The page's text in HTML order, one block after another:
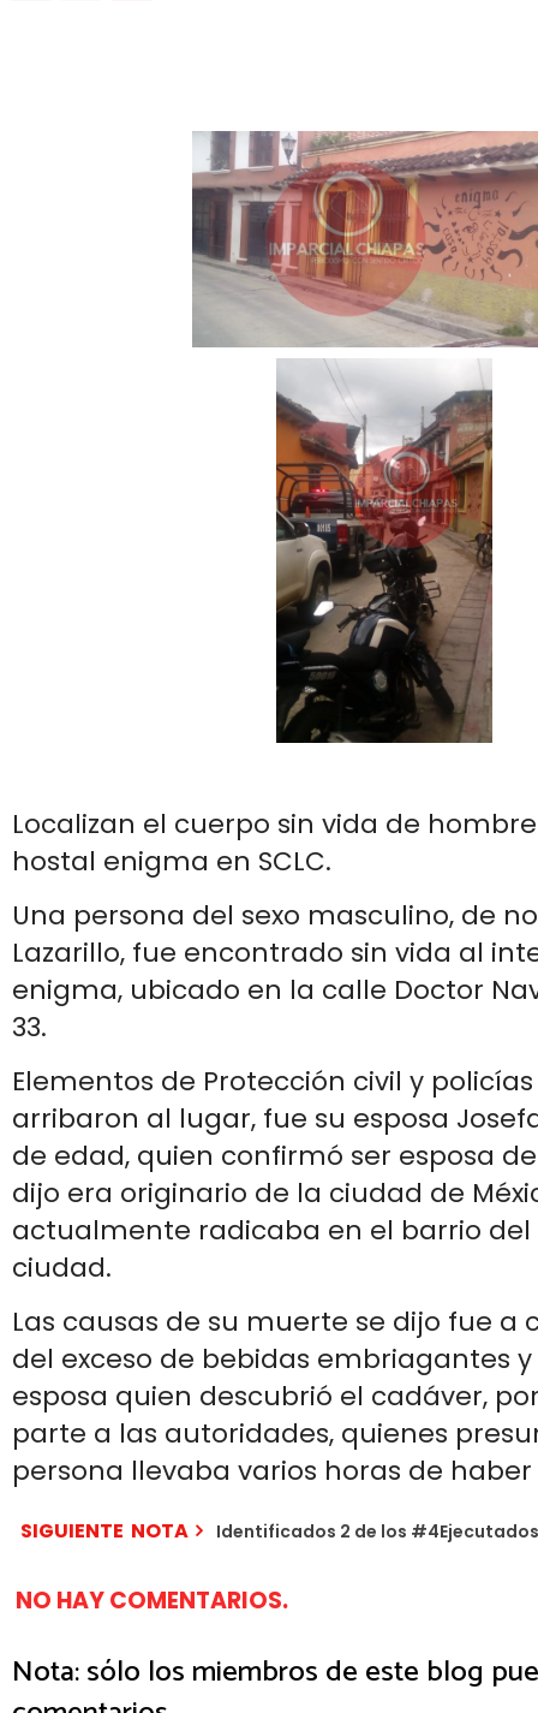
Localizan el cuerpo sin vida de
hostal enigma en SCLC.
Una persona del sexo masculino, de
Lazarillo, fue encontrado sin vida al
enigma, ubicado en la calle Doctor
33.
Elementos de Protección civil y
arribaron al lugar, fue su esposa
de edad, quien confirmó ser esposa
dijo era originario de la ciudad de
actualmente radicaba en el barrio del
ciudad.
Las causas de su muerte se dijo fue a
del exceso de bebidas embriagantes
esposa quien descubrió el cadáver,
parte a las autoridades, quienes
persona llevaba varios horas de
SIGUIENTE NOTA Identificados 2 de los
NO HAY COMENTARIOS.
Nota: sólo los miembros de este blog